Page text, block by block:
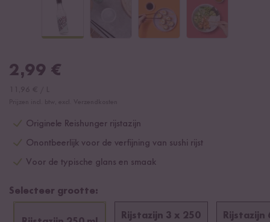
2,99 €
Originele Reishunger rijstazijn
Onontbeerlijk voor de verfijning van sushi rijst
Voor de typische glans en smaak
Selecteer grootte:
Rijstazijn 3 x 250
Rijstazijn